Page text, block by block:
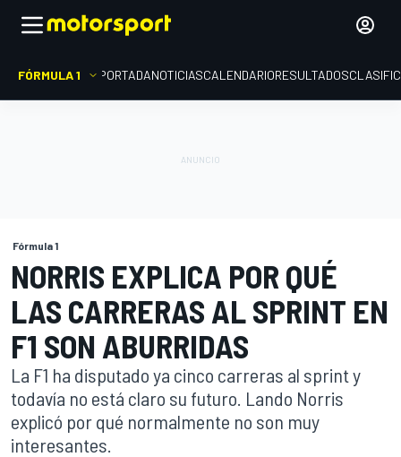
FÓRMULA 1 PORTADANOTICIASCALENDARIORESULTADOS
Fórmula 1
NORRIS EXPLICA POR QUÉ
LAS CARRERAS AL SPRINT EN
F1 SON ABURRIDAS
La F1 ha disputado ya cinco carreras al sprint y
todavía no está claro su futuro. Lando Norris
explicó por qué normalmente no son muy
interesantes.